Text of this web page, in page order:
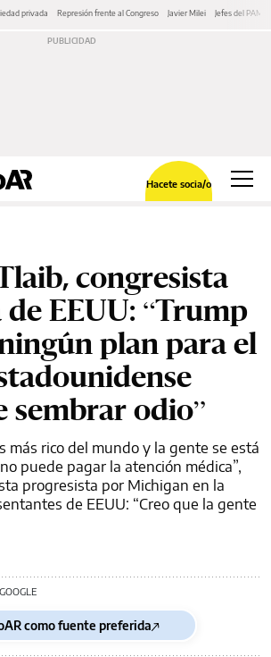
privada Represión frente al Congreso Javier Milei Jefes del PAMI
Hacete socia/o
congresista
EEUU: “Trump
plan para el
sembrar odio”
más rico del mundo y la gente se está
puede pagar la atención médica”,
progresista por Michigan en la
de EEUU: “Creo que la gente
como fuente preferida